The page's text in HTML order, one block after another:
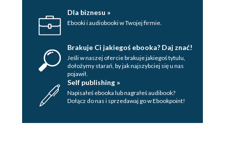
Dla biznesu »
Ebooki i audiobooki w Twojej firmie.
Brakuje Ci jakiegoś ebooka? Daj znać!
Jeśli w naszej ofercie brakuje jakiegoś tytulu,
dołożymy starań, by jak najszybciej się u nas
pojawił.
Self publishing »
Napisałeś ebooka lub nagrałeś audibook?
Dołącz do nas i sprzedawaj go w Ebookpoint!